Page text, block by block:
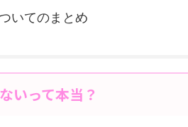
いてのまとめ
いって本当？